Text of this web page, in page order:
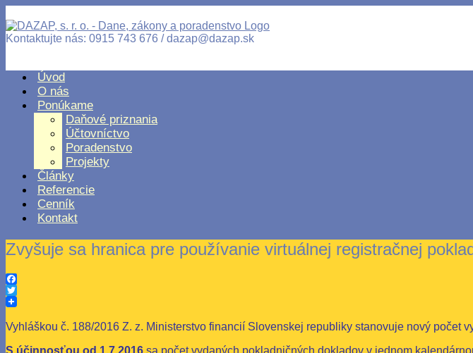
Kontaktujte nás: 0915 743 676 / dazap@dazap.sk
Úvod
O nás
Ponúkame
Daňové priznania
Účtovníctvo
Poradenstvo
Projekty
Články
Referencie
Cenník
Kontakt
Zvyšuje sa hranica pre používanie virtuálnej registračnej
Facebook
Twitter
Vyhláškou č. 188/2016 Z. z. Ministerstvo financií Slovenskej republiky stanovuje nový
S účinnosťou od 1.7.2016 sa počet vydaných pokladničných dokladov v jednom